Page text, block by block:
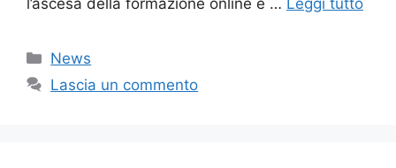
l’ascesa della formazione online e … Leggi tutto
Categorie
News
Lascia un commento